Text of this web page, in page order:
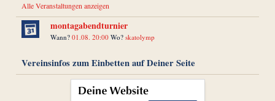
Alle Veranstaltungen anzeigen
montagabendturnier
Wann?01.08. 20:00 Wo?skatolymp
Vereinsinfos zum Einbetten auf Deiner Seite